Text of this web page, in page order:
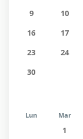
9
10
16
17
23
24
30
Lun Mar
1